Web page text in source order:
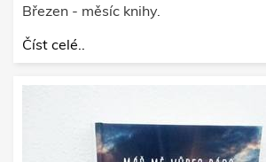
Březen - měsíc knihy.
Číst celé..